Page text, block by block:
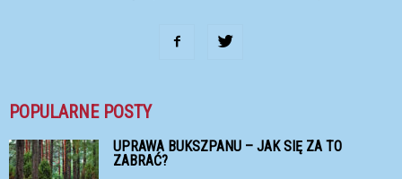
POPULARNE POSTY
UPRAWA BUKSZPANU – JAK SIĘ ZA TO
ZABRAĆ?